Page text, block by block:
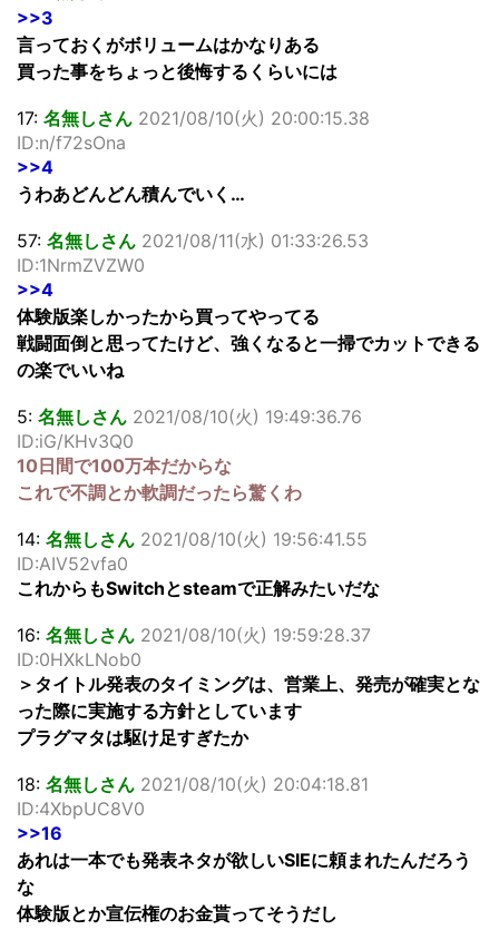
>>3
言っておくがボリュームはかなりある
買った事をちょっと後悔するくらいには
17: 名無しさん 2021/08/10(火) 20:00:15.38
ID:n/f72sOna
>>4
うわあどんどん積んでいく…
57: 名無しさん 2021/08/11(水) 01:33:26.53
ID:1NrmZVZW0
>>4
体験版楽しかったから買ってやってる
戦闘面倒と思ってたけど、強くなると一掃でカットできる
の楽でいいね
5: 名無しさん 2021/08/10(火) 19:49:36.76
ID:iG/KHv3Q0
10日間で100万本だからな
これで不調とか軟調だったら驚くわ
14: 名無しさん 2021/08/10(火) 19:56:41.55
ID:AIV52vfa0
これからもSwitchとsteamで正解みたいだな
16: 名無しさん 2021/08/10(火) 19:59:28.37
ID:0HXkLNob0
＞タイトル発表のタイミングは、営業上、発売が確実とな
った際に実施する方針としています
プラグマタは駆け足すぎたか
18: 名無しさん 2021/08/10(火) 20:04:18.81
ID:4XbpUC8V0
>>16
あれは一本でも発表ネタが欲しいSIEに頼まれたんだろう
な
体験版とか宣伝権のお金貰ってそうだし